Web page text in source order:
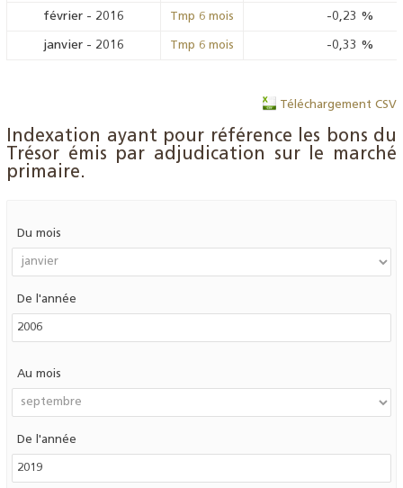
février - 2016 Tmp 6 mois -0,23 %
janvier - 2016 Tmp 6 mois -0,33 %
Téléchargement CSV
Indexation ayant pour référence les bons du
Trésor émis par adjudication sur le marché
primaire.
Du mois
De l'année
Au mois
De l'année